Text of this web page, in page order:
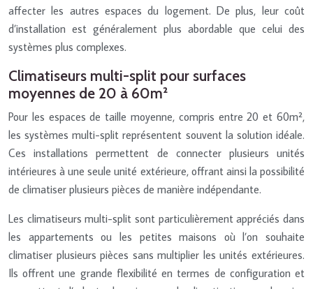
affecter les autres espaces du logement. De plus, leur coût
d’installation est généralement plus abordable que celui des
systèmes plus complexes.
Climatiseurs multi-split pour surfaces
moyennes de 20 à 60m²
Pour les espaces de taille moyenne, compris entre 20 et 60m²,
les systèmes multi-split représentent souvent la solution idéale.
Ces installations permettent de connecter plusieurs unités
intérieures à une seule unité extérieure, offrant ainsi la possibilité
de climatiser plusieurs pièces de manière indépendante.
Les climatiseurs multi-split sont particulièrement appréciés dans
les appartements ou les petites maisons où l’on souhaite
climatiser plusieurs pièces sans multiplier les unités extérieures.
Ils offrent une grande flexibilité en termes de configuration et